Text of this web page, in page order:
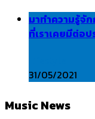
มาทำความรู้จั
ที่เราเคยมีต่อป
31/05/2021
Music News